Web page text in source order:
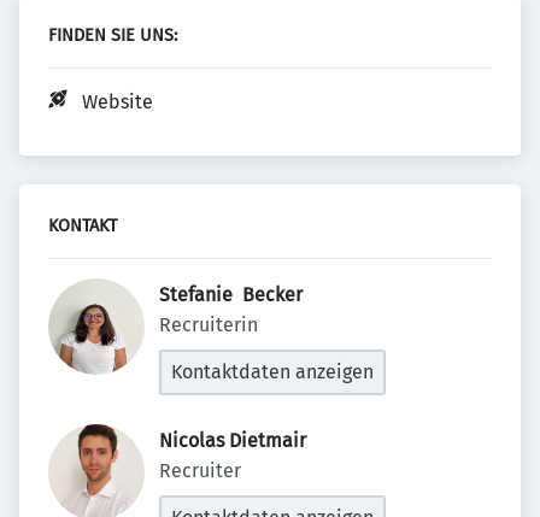
FINDEN SIE UNS:
Website
KONTAKT
Stefanie  Becker
Recruiterin
Kontaktdaten anzeigen
Nicolas Dietmair
Recruiter